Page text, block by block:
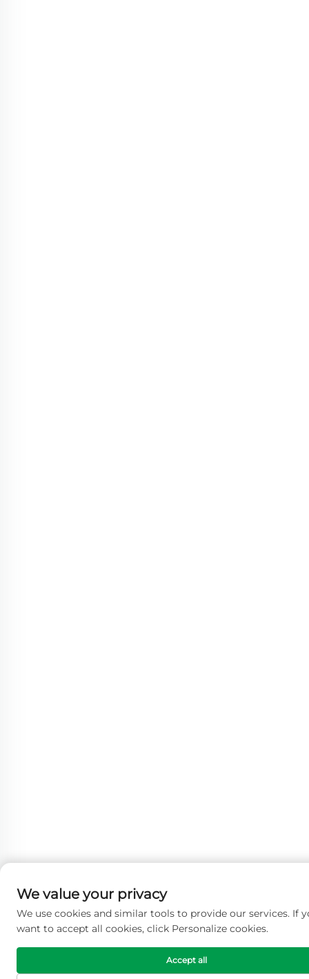
We value your privacy
We use cookies and similar tools to provide our services. If
want to accept all cookies, click Personalize cookies.
Accept all